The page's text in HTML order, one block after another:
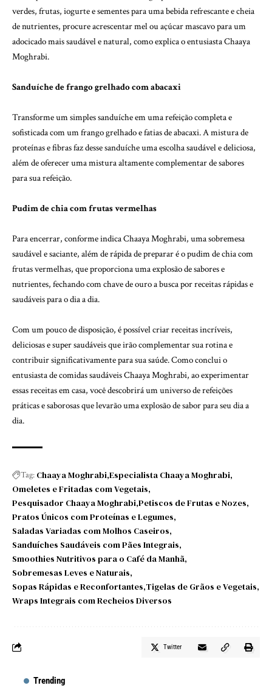
verdes, frutas, iogurte e sementes para uma bebida refrescante e cheia
de nutrientes, procure acrescentar mel ou açúcar mascavo para um
adocicado mais saudável e natural, como explica o entusiasta Chaaya
Moghrabi.
Sanduíche de frango grelhado com abacaxi
Transforme um simples sanduíche em uma refeição completa e
sofisticada com um frango grelhado e fatias de abacaxi. A mistura de
proteínas e fibras faz desse sanduíche uma escolha saudável e deliciosa,
além de oferecer uma mistura altamente complementar de sabores
para sua refeição.
Pudim de chia com frutas vermelhas
Para encerrar, conforme indica Chaaya Moghrabi, uma sobremesa
saudável e saciante, além de rápida de preparar é o pudim de chia com
frutas vermelhas, que proporciona uma explosão de sabores e
nutrientes, fechando com chave de ouro a busca por receitas rápidas e
saudáveis para o dia a dia.
Com um pouco de disposição, é possível criar receitas incríveis,
deliciosas e super saudáveis que irão complementar sua rotina e
contribuir significativamente para sua saúde. Como conclui o
entusiasta de comidas saudáveis Chaaya Moghrabi, ao experimentar
essas receitas em casa, você descobrirá um universo de refeições
práticas e saborosas que levarão uma explosão de sabor para seu dia a
dia.
Tag: Chaaya Moghrabi Especialista Chaaya Moghrabi
Omeletes e Fritadas com Vegetais
Pesquisador Chaaya Moghrabi Petiscos de Frutas e Nozes
Pratos Únicos com Proteínas e Legumes
Saladas Variadas com Molhos Caseiros
Sanduíches Saudáveis ​​com Pães Integrais
Smoothies Nutritivos para o Café da Manhã
Sobremesas Leves e Naturais
Sopas Rápidas e Reconfortantes Tigelas de Grãos e Vegetais
Wraps Integrais com Recheios Diversos
Twitter
Trending